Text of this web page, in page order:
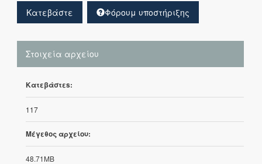
Κατεβάστε Φόρουμ υποστήριξης
Στοιχεία αρχείου
Κατεβάστεs:
117
Μέγεθος αρχείου:
48.71MB